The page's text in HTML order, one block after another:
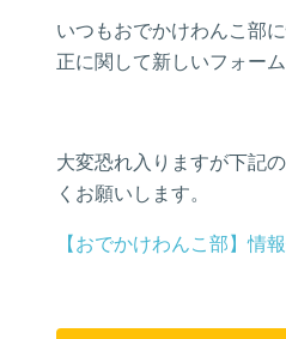
いつもおでかけわんこ部
正に関して新しいフォー
大変恐れ入りますが下記
くお願いします。
【おでかけわんこ部】情